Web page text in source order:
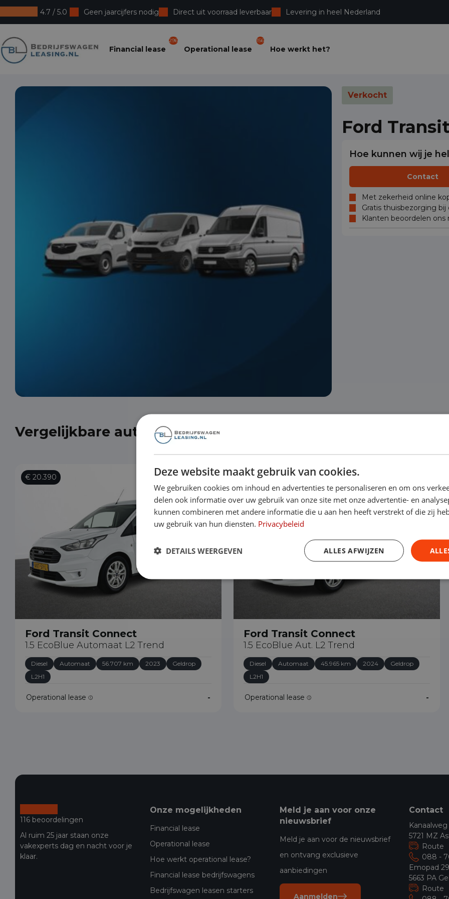
4.7 / 5.0 Geen jaarcijfers nodig Direct uit voorraad leverbaar Levering in heel Nederland
Bedrijfswagenleasing
Financial lease
296
Operational lease
156
Hoe werkt het?
Verkocht
Ford
Hoe kunnen wij je
Contact
Met zekerheid online
Gratis thuisbezorging bij
Klanten beoordelen
Vergelijkbare auto's uit onze voorraad
€ 20.390
Ford Transit Connect
1.5 EcoBlue Automaat L2 Trend
Diesel Automaat 56.707 km 2023
Geldrop
L2H1
Operational lease -
€ 21.890
Ford Transit Connect
1.5 EcoBlue Aut. L2 Trend
Diesel Automaat 45.965 km 2024
Geldrop
L2H1
Operational lease -
116 beoordelingen
Al ruim 25 jaar staan onze
vakexperts dag en nacht voor je
klaar.
Onze mogelijkheden
Financial lease
Operational lease
Hoe werkt operational lease?
Financial lease bedrijfswagens
Bedrijfswagen leasen starters
Meld je aan voor onze
nieuwsbrief
Meld je aan voor de nieuwsbrief
en ontvang exclusieve
aanbiedingen
Aanmelden
Contact
5721 MZ
Route
088 -
Emopad
5663 PA
Route
Deze website maakt gebruik van cookies.
We gebruiken cookies om inhoud en advertenties te personaliseren en om ons
delen ook informatie over uw gebruik van onze site met onze advertentie- en
kunnen combineren met andere informatie die u aan hen heeft verstrekt of die zij
uw gebruik van hun diensten. Privacybeleid
ALLES AFWIJZEN
DETAILS WEERGEVEN